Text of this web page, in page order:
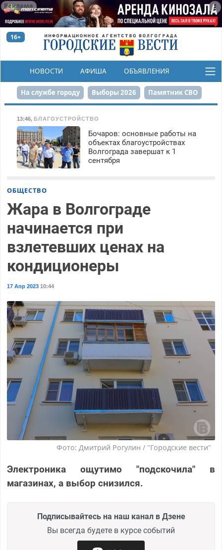
Реклама
16+
НОВОСТИ АФИША ОБЪЯВЛЕНИЯ
КОНКУРСЫ
На службе городу Выборы 2026 Памятник СВО
Сталинград в сердце
Набережная День Победы Реконструкция ЦПКиО
80-летие Победы Парк Героев-летчиков
13:46, БЛАГОУСТРОЙСТВО
Бочаров: основные работы на
объектах благоустройствах
Волгограда завершат к 1
сентября
ОБЩЕСТВО
Жара в Волгограде
начинается при
взлетевших ценах на
кондиционеры
17 Апр 202310:44
Фото: Дмитрий Рогулин / "Городские вести"
Электроника ощутимо "подскочила" в
магазинах, а выбор снизился.
Подписывайтесь на наш канал в Дзене
Вы всегда будете в курсе событий